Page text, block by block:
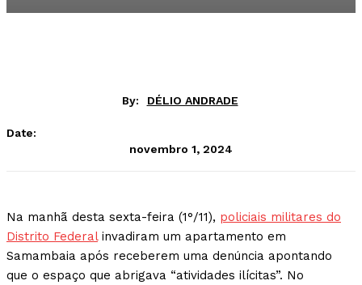
By: DÉLIO ANDRADE
Date:
novembro 1, 2024
Na manhã desta sexta-feira (1°/11), policiais militares do
Distrito Federalinvadiram um apartamento em
Samambaia após receberem uma denúncia apontando
que o espaço que abrigava “atividades ilícitas”. No